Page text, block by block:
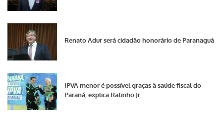
Renato Adur será cidadão honorário de Paranaguá
IPVA menor é possível graças à saúde fiscal do
Paraná, explica Ratinho Jr